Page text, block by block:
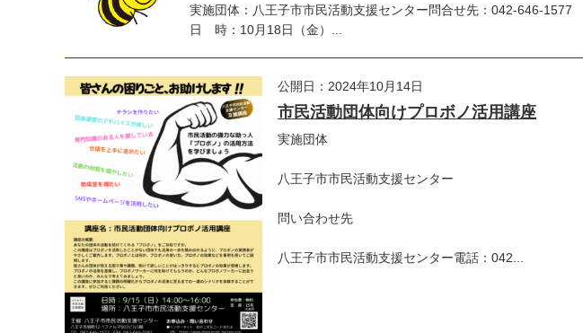
実施団体：八王子市市民活動支援センター問合せ先：042-646-1577
日 時：10月18日（金）...
公開日：2024年10月14日
市民活動団体向けプロボノ活用講座
実施団体
八王子市市民活動支援センター
問い合わせ先
八王子市市民活動支援センター電話：042...